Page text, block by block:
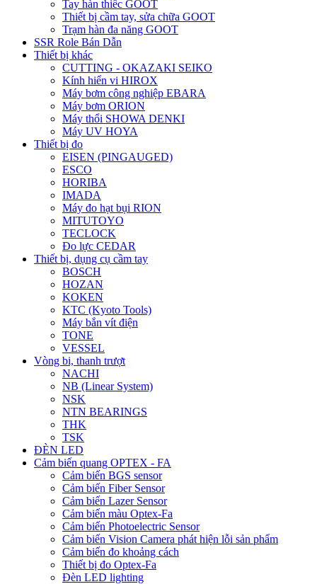
Tay hàn thiếc GOOT
Thiết bị cầm tay, sửa chữa GOOT
Trạm hàn đa năng GOOT
SSR Role Bán Dẫn
Thiết bị khác
CUTTING - OKAZAKI SEIKO
Kính hiển vi HIROX
Máy bơm công nghiệp EBARA
Máy bơm ORION
Máy thổi SHOWA DENKI
Máy UV HOYA
Thiết bị đo
EISEN (PINGAUGED)
ESCO
HORIBA
IMADA
Máy đo hạt bụi RION
MITUTOYO
TECLOCK
Đo lực CEDAR
Thiết bị, dụng cụ cầm tay
BOSCH
HOZAN
KOKEN
KTC (Kyoto Tools)
Máy bắn vít điện
TONE
VESSEL
Vòng bi, thanh trượt
NACHI
NB (Linear System)
NSK
NTN BEARINGS
THK
TSK
ĐÈN LED
Cảm biến quang OPTEX - FA
Cảm biến BGS sensor
Cảm biến Fiber Sensor
Cảm biến Lazer Sensor
Cảm biến màu Optex-Fa
Cảm biến Photoelectric Sensor
Cảm biến Vision Camera phát hiện lỗi sản phẩm
Cảm biến đo khoảng cách
Thiết bị đo Optex-Fa
Đèn LED lighting